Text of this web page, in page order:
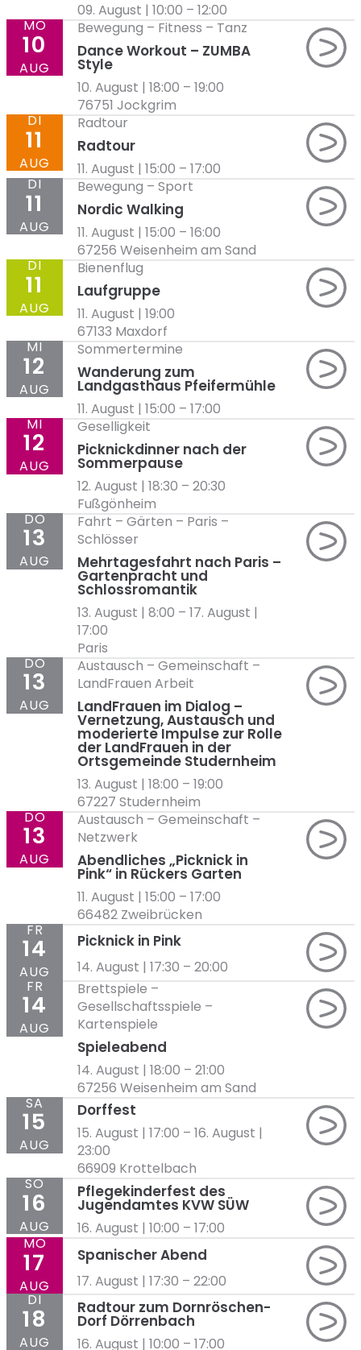
09. August | 10:00 – 12:00
Dance Workout – ZUMBA
Style
Bewegung – Fitness – Tanz
10. August | 18:00 – 19:00
76751 Jockgrim
MO
10
AUG
Radtour
Radtour
11. August | 15:00 – 17:00
DI
11
AUG
Nordic Walking
Bewegung – Sport
11. August | 15:00 – 16:00
67256 Weisenheim am Sand
DI
11
AUG
Laufgruppe
Bienenflug
11. August | 19:00
67133 Maxdorf
DI
11
AUG
Wanderung zum
Landgasthaus Pfeifermühle
Sommertermine
11. August | 15:00 – 17:00
MI
12
AUG
Picknickdinner nach der
Sommerpause
Geselligkeit
12. August | 18:30 – 20:30
Fußgönheim
MI
12
AUG
Mehrtagesfahrt nach Paris –
Gartenpracht und
Schlossromantik
Fahrt – Gärten – Paris –
Schlösser
13. August | 8:00 – 17. August |
17:00
Paris
DO
13
AUG
LandFrauen im Dialog –
Vernetzung, Austausch und
moderierte Impulse zur Rolle
der LandFrauen in der
Ortsgemeinde Studernheim
Austausch – Gemeinschaft –
LandFrauen Arbeit
13. August | 18:00 – 19:00
67227 Studernheim
DO
13
AUG
Abendliches „Picknick in
Pink“ in Rückers Garten
Austausch – Gemeinschaft –
Netzwerk
11. August | 15:00 – 17:00
66482 Zweibrücken
DO
13
AUG
Picknick in Pink
14. August | 17:30 – 20:00
FR
14
AUG
Spieleabend
Brettspiele –
Gesellschaftsspiele –
Kartenspiele
14. August | 18:00 – 21:00
67256 Weisenheim am Sand
FR
14
AUG
Dorffest
15. August | 17:00 – 16. August |
23:00
66909 Krottelbach
SA
15
AUG
Pflegekinderfest des
Jugendamtes KVW SÜW
16. August | 10:00 – 17:00
SO
16
AUG
Spanischer Abend
17. August | 17:30 – 22:00
MO
17
AUG
Radtour zum Dornröschen-
Dorf Dörrenbach
16. August | 10:00 – 17:00
DI
18
AUG